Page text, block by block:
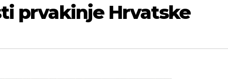
prvakinje Hrvatske